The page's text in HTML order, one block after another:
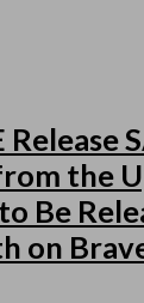
Release
the
Be
on